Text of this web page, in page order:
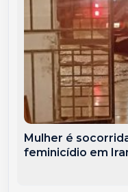
Mulher é
feminicídio em